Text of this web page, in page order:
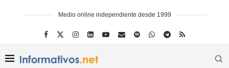
Medio online independiente desde 1999